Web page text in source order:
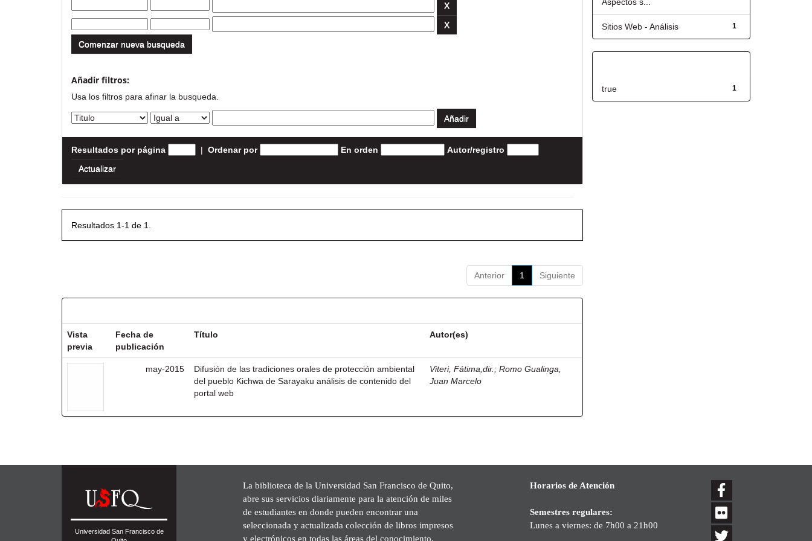
Comenzar nueva busqueda
Añadir filtros:
Usa los filtros para afinar la busqueda.
Resultados por página | Ordenar por En orden Autor/registro
Resultados 1-1 de 1.
Anterior 1 Siguiente
Vista
previa
Fecha de
publicación
Título Autor(es)
may-2015
Difusión de las tradiciones orales de protección ambiental
del pueblo Kichwa de Sarayaku análisis de contenido del
portal web
Viteri, Fátima,dir. ;Romo Gualinga,
Juan Marcelo
1
Sitios Web - Análisis
1
true
Universidad San Francisco de
La biblioteca de la Universidad San Francisco de Quito,
abre sus servicios diariamente para la atención de miles
de estudiantes en donde pueden encontrar una
seleccionada y actualizada colección de libros impresos
y electrónicos en todas las áreas del conocimiento,
Horarios de Atención
Semestres regulares:
Lunes a viernes: de 7h00 a 21h00